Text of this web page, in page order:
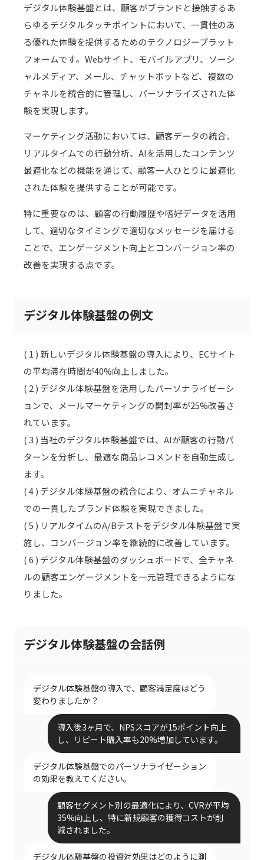
デジタル体験基盤とは、顧客がブランドと接触するあ
らゆるデジタルタッチポイントにおいて、一貫性のあ
る優れた体験を提供するためのテクノロジープラット
フォームです。Webサイト、モバイルアプリ、ソーシ
ャルメディア、メール、チャットボットなど、複数の
チャネルを統合的に管理し、パーソナライズされた体
験を実現します。
マーケティング活動においては、顧客データの統合、
リアルタイムでの行動分析、AIを活用したコンテンツ
最適化などの機能を通じて、顧客一人ひとりに最適化
された体験を提供することが可能です。
特に重要なのは、顧客の行動履歴や嗜好データを活用
して、適切なタイミングで適切なメッセージを届ける
ことで、エンゲージメント向上とコンバージョン率の
改善を実現する点です。
デジタル体験基盤の例文
( 1 ) 新しいデジタル体験基盤の導入により、ECサイト
の平均滞在時間が40%向上しました。
( 2 ) デジタル体験基盤を活用したパーソナライゼーシ
ョンで、メールマーケティングの開封率が25%改善さ
れています。
( 3 ) 当社のデジタル体験基盤では、AIが顧客の行動パ
ターンを分析し、最適な商品レコメンドを自動生成し
ます。
( 4 ) デジタル体験基盤の統合により、オムニチャネル
での一貫したブランド体験を実現できました。
( 5 ) リアルタイムのA/Bテストをデジタル体験基盤で実
施し、コンバージョン率を継続的に改善しています。
( 6 ) デジタル体験基盤のダッシュボードで、全チャネ
ルの顧客エンゲージメントを一元管理できるようにな
りました。
デジタル体験基盤の会話例
デジタル体験基盤の導入で、顧客満足度はどう
変わりましたか？
導入後3ヶ月で、NPSスコアが15ポイント向上
し、リピート購入率も20%増加しています。
デジタル体験基盤でのパーソナライゼーション
の効果を教えてください。
顧客セグメント別の最適化により、CVRが平均
35%向上し、特に新規顧客の獲得コストが削
減されました。
デジタル体験基盤の投資対効果はどのように測